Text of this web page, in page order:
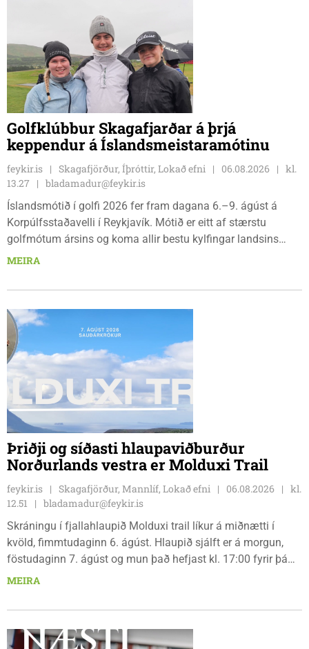
Golfklúbbur Skagafjarðar á þrjá
keppendur á Íslandsmeistaramótinu
feykir.is Skagafjörður, Íþróttir, Lokað efni 06.08.2026
kl.
13.27
bladamadur@feykir.is
Íslandsmótið í golfi 2026 fer fram dagana 6.–9. ágúst á
Korpúlfsstaðavelli í Reykjavík. Mótið er eitt af stærstu
golfmótum ársins og koma allir bestu kylfingar landsins
saman til að sýna hæfileika sína. Golfklúbbur Skagafjarðar
Dagbjörtu Sísí Einarsdóttur, sem er nýkrýndur klúbbmeistari
MEIRA
Þriðji og síðasti hlaupaviðburður
Norðurlands vestra er Molduxi Trail
feykir.is Skagafjörður, Mannlíf, Lokað efni 06.08.2026
kl.
12.51
bladamadur@feykir.is
Skráningu í fjallahlaupið Molduxi trail líkur á miðnætti í
kvöld, fimmtudaginn 6. ágúst. Hlaupið sjálft er á morgun,
föstudaginn 7. ágúst og mun það hefjast kl. 17:00 fyrir þá
keppendur sem ætla sér 20 km em kl. 18:00 fyrir 12 km
fjölbrautaskólans en þar er líka komið í mark þannig
styðja hlauparana áfram.
MEIRA